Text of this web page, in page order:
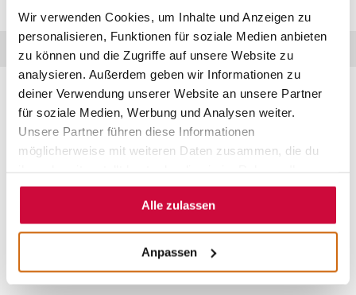
Wir verwenden Cookies, um Inhalte und Anzeigen zu
personalisieren, Funktionen für soziale Medien anbieten
zu können und die Zugriffe auf unsere Website zu
analysieren. Außerdem geben wir Informationen zu
deiner Verwendung unserer Website an unsere Partner
für soziale Medien, Werbung und Analysen weiter.
Unsere Partner führen diese Informationen
möglicherweise mit weiteren Daten zusammen, die du
Nutzung der Dienste gesammelt haben.
Alle zulassen
Anpassen
Sanft gleitet das Lahnschiff über das ruhige Wasser:
Inmitten der grünen Natur kannst du die Seele baumeln
und die Umgebung auf dich wirken lassen. Vorbei an
wieder einen Blick auf das Landgrafenschloss oder den
Spiegelslustturm und kannst gleichzeitig die Ruhe des
Wassers genießen. Buche hier dein Erlebnis!